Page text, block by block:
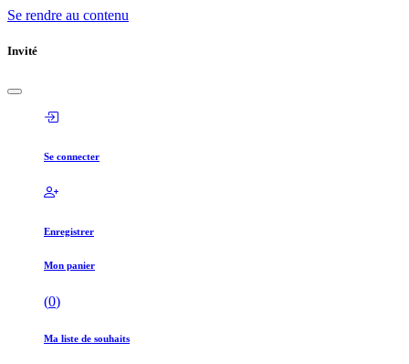
Se rendre au contenu
Invité
Se connecter
Enregistrer
Mon panier
(0)
Ma liste de souhaits